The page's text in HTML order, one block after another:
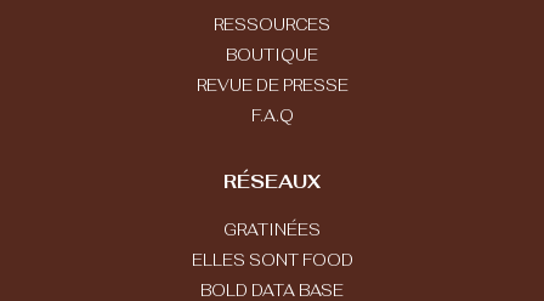
RESSOURCES
BOUTIQUE
REVUE DE PRESSE
F.A.Q
RÉSEAUX
GRATINÉES
ELLES SONT FOOD
BOLD DATA BASE